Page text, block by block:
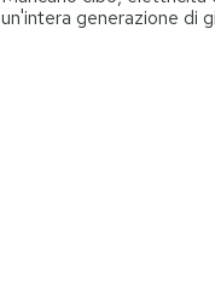
un'intera generazione di